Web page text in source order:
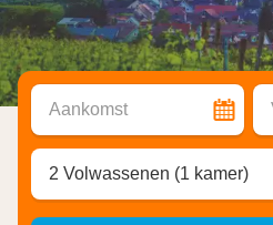
Aankomst
2 Volwassenen (1 kamer)